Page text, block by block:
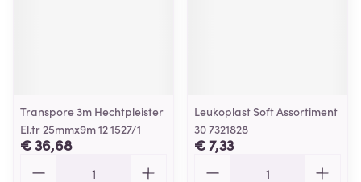
Transpore 3m Hechtpleister
El.tr 25mmx9m 12 1527/1
€ 36,68
Leukoplast Soft Assortiment
30 7321828
€ 7,33